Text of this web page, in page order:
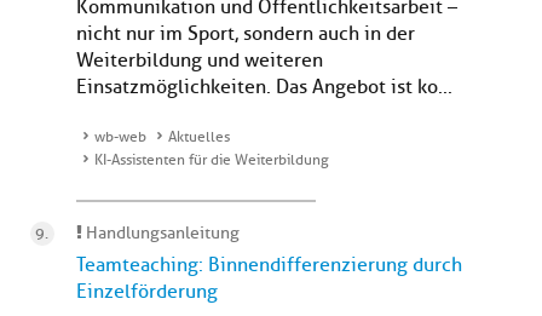
Kommunikation und Öffentlichkeitsarbeit –
nicht nur im Sport, sondern auch in der
Weiterbildung und weiteren
Einsatzmöglichkeiten. Das Angebot ist ko...
wb-web
Aktuelles
KI-Assistenten für die Weiterbildung
Handlungsanleitung
Teamteaching: Binnendifferenzierung durch
Einzelförderung